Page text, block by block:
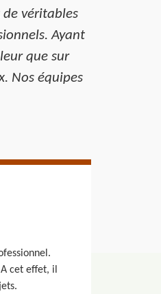
de véritables
Ayant
que sur
Nos équipes
cet effet, il